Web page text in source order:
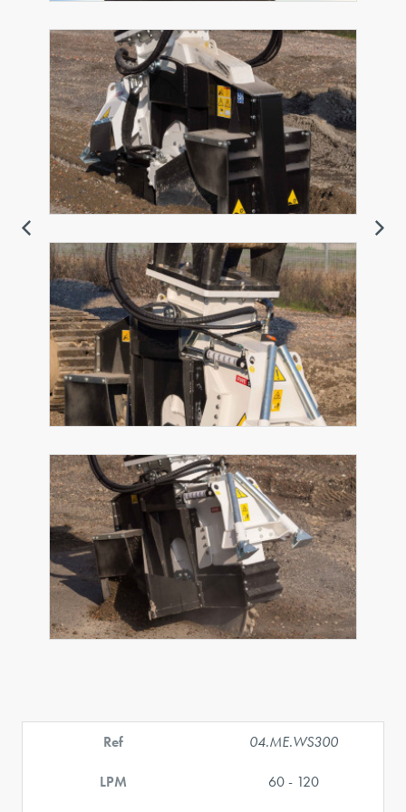
Ref 04.ME.WS300
LPM 60 - 120